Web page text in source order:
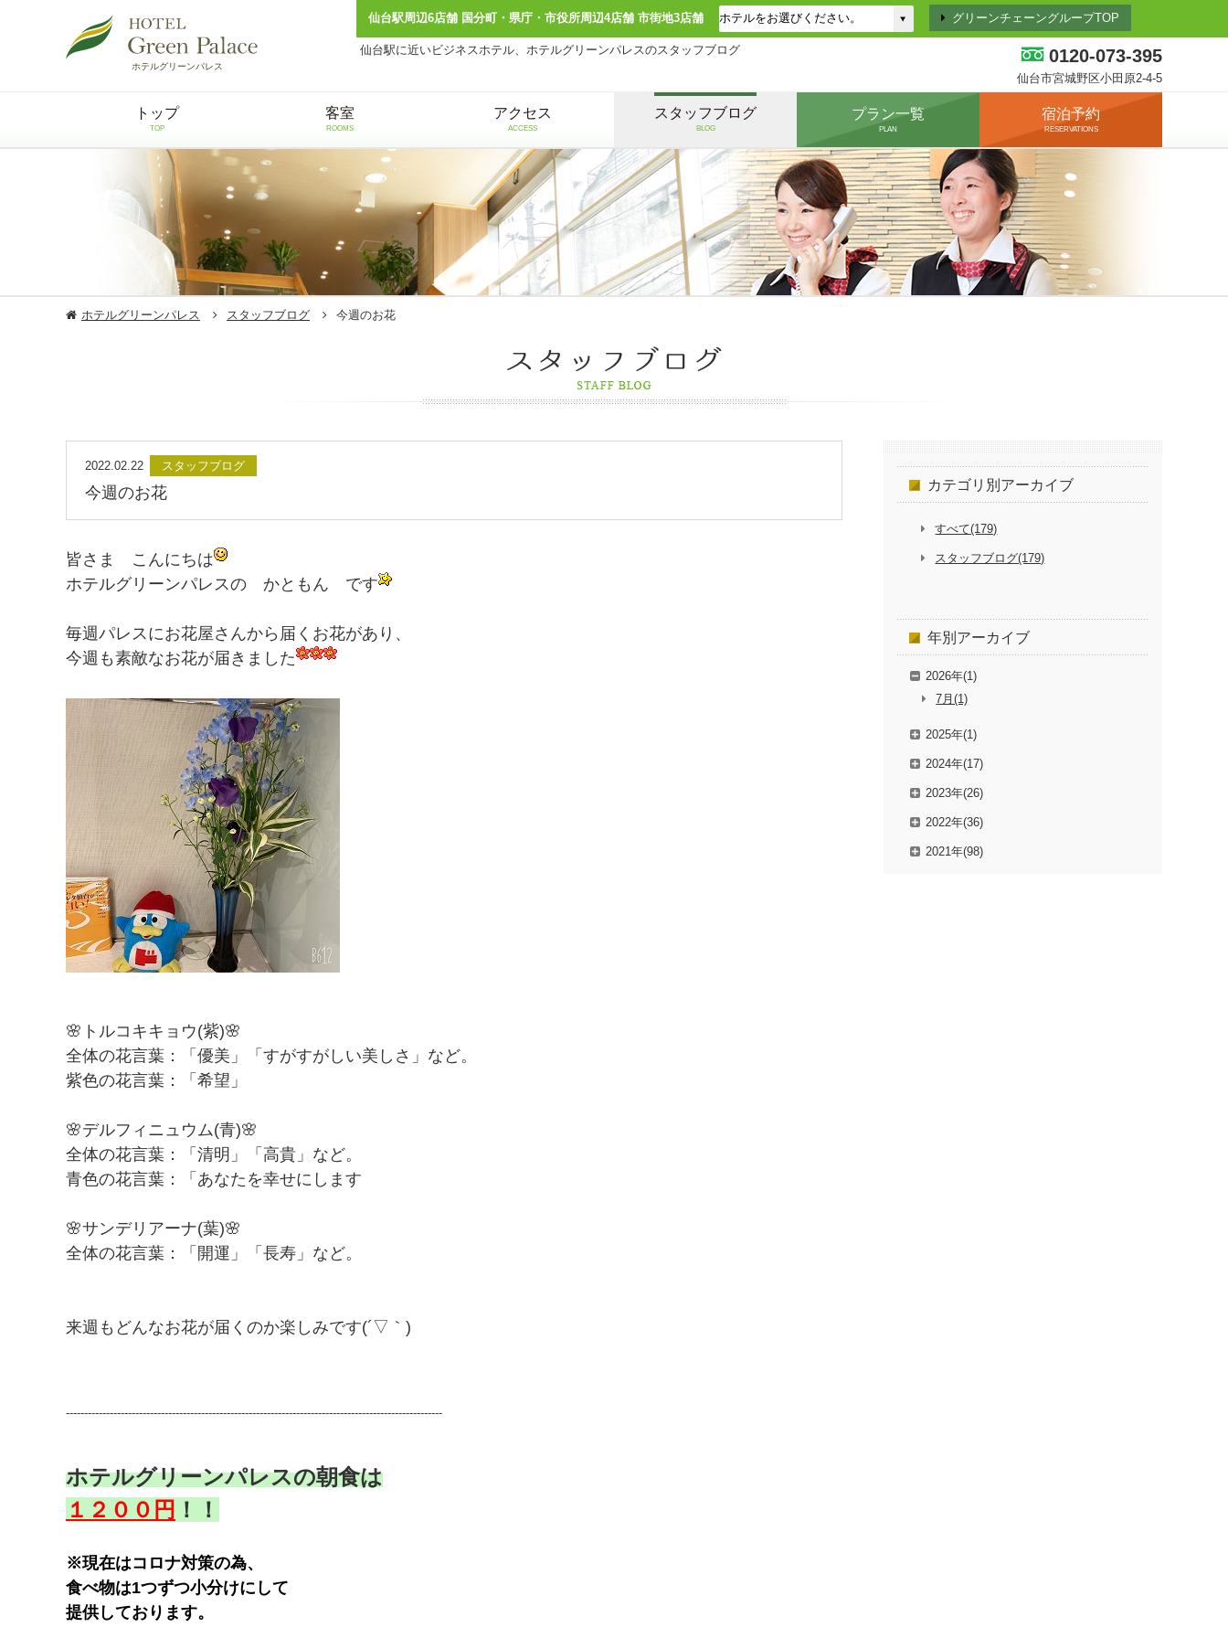
仙台駅周辺6店舗 国分町・県庁・市役所周辺4店舗 市街地3店舗 グリーンチェーングループTOP
ホテルグリーンパレス
仙台駅に近いビジネスホテル、ホテルグリーンパレスのスタッフブログ 0120-073-395
仙台市宮城野区小田原2-4-5
トップ
TOP
客室
ROOMS
アクセス
ACCESS
スタッフブログ
BLOG
プラン一覧
PLAN
宿泊予約
RESERVATIONS
ホテルグリーンパレス スタッフブログ 今週のお花
2022.02.22 スタッフブログ
今週のお花
皆さま こんにちは
ホテルグリーンパレスの かともん です
毎週パレスにお花屋さんから届くお花があり、
今週も素敵なお花が届きました
​🌸トルコキキョウ(紫)🌸​
全体の花言葉：「優美」「すがすがしい美しさ」など。
紫色の花言葉：「希望」
🌸デルフィニュウム(青)🌸
全体の花言葉：「清明」「高貴」など。
青色の花言葉：「あなたを幸せにします
🌸サンデリアーナ(葉)🌸
全体の花言葉：「開運」「長寿」など。
来週もどんなお花が届くのか楽しみです(´▽｀)
-------------------------------------------------------------------------------------------------------
ホテルグリーンパレスの朝食は
​１２００円 ​​！！​​
※現在はコロナ対策の為、
食べ物は1つずつ小分けにして
提供しております。
カテゴリ別アーカイブ
すべて(179)
スタッフブログ(179)
年別アーカイブ
2026年(1)
7月(1)
2025年(1)
2024年(17)
2023年(26)
2022年(36)
2021年(98)